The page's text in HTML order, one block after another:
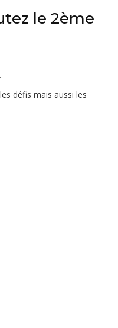
le 2ème
défis mais aussi les